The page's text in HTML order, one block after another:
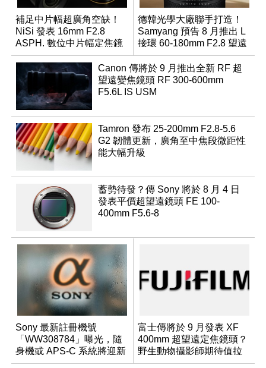
補足中片幅超廣角空缺！
NiSi 發表 16mm F2.8
ASPH. 數位中片幅定焦鏡
德韓光學大廠聯手打造！
Samyang 預告 8 月推出 L
接環 60-180mm F2.8 望遠
變焦鏡
Canon 傳將於 9 月推出全新 RF 超
望遠變焦鏡頭 RF 300-600mm
F5.6L IS USM
Tamron 發布 25-200mm F2.8-5.6
G2 韌體更新，廣角至中焦段微距性
能大幅升級
蓄勢待發？傳 Sony 將於 8 月 4 日
發表平價超望遠鏡頭 FE 100-
400mm F5.6-8
Sony 最新註冊機號
「WW308784」曝光，隨
身機或 APS-C 系統將迎新
成員？
富士傳將於 9 月發表 XF
400mm 超望遠定焦鏡頭？
野生動物攝影師期待值拉
滿